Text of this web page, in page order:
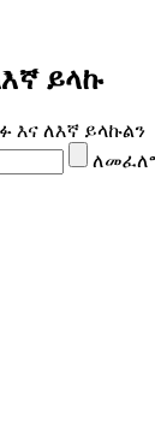
ይላኩ
እና ለእኛ ይላኩልን